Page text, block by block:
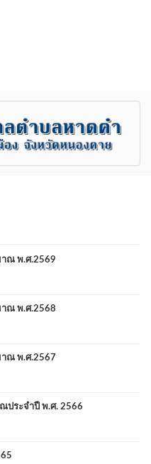
ณ พ.ศ.2569
ณ พ.ศ.2568
ณ พ.ศ.2567
ประจำปี พ.ศ. 2566